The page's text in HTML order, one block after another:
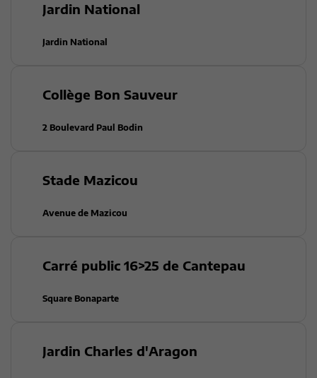
Jardin National
Jardin National
Collège Bon Sauveur
2 Boulevard Paul Bodin
Stade Mazicou
Avenue de Mazicou
Carré public 16>25 de Cantepau
Square Bonaparte
Jardin Charles d'Aragon